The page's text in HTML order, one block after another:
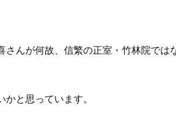
さんが何故、信繁の正室・竹林院では
と思っています。